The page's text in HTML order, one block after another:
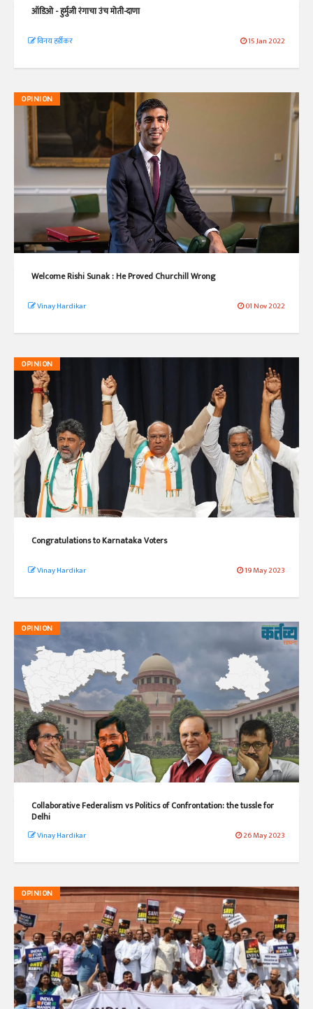
ऑडिओ - हुर्मुजी रंगाचा उंच मोती-दाणा
विनय हर्डीकर 15 Jan 2022
OPINION
Welcome Rishi Sunak : He Proved Churchill Wrong
Vinay Hardikar 01 Nov 2022
OPINION
Congratulations to Karnataka Voters
Vinay Hardikar 19 May 2023
OPINION
Collaborative Federalism vs Politics of Confrontation: the tussle for
Delhi
Vinay Hardikar 26 May 2023
OPINION